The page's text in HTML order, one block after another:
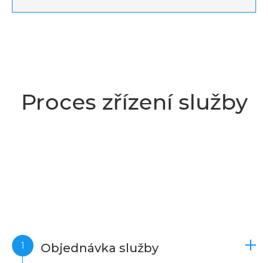
Proces zřízení služby
Objednávka služby